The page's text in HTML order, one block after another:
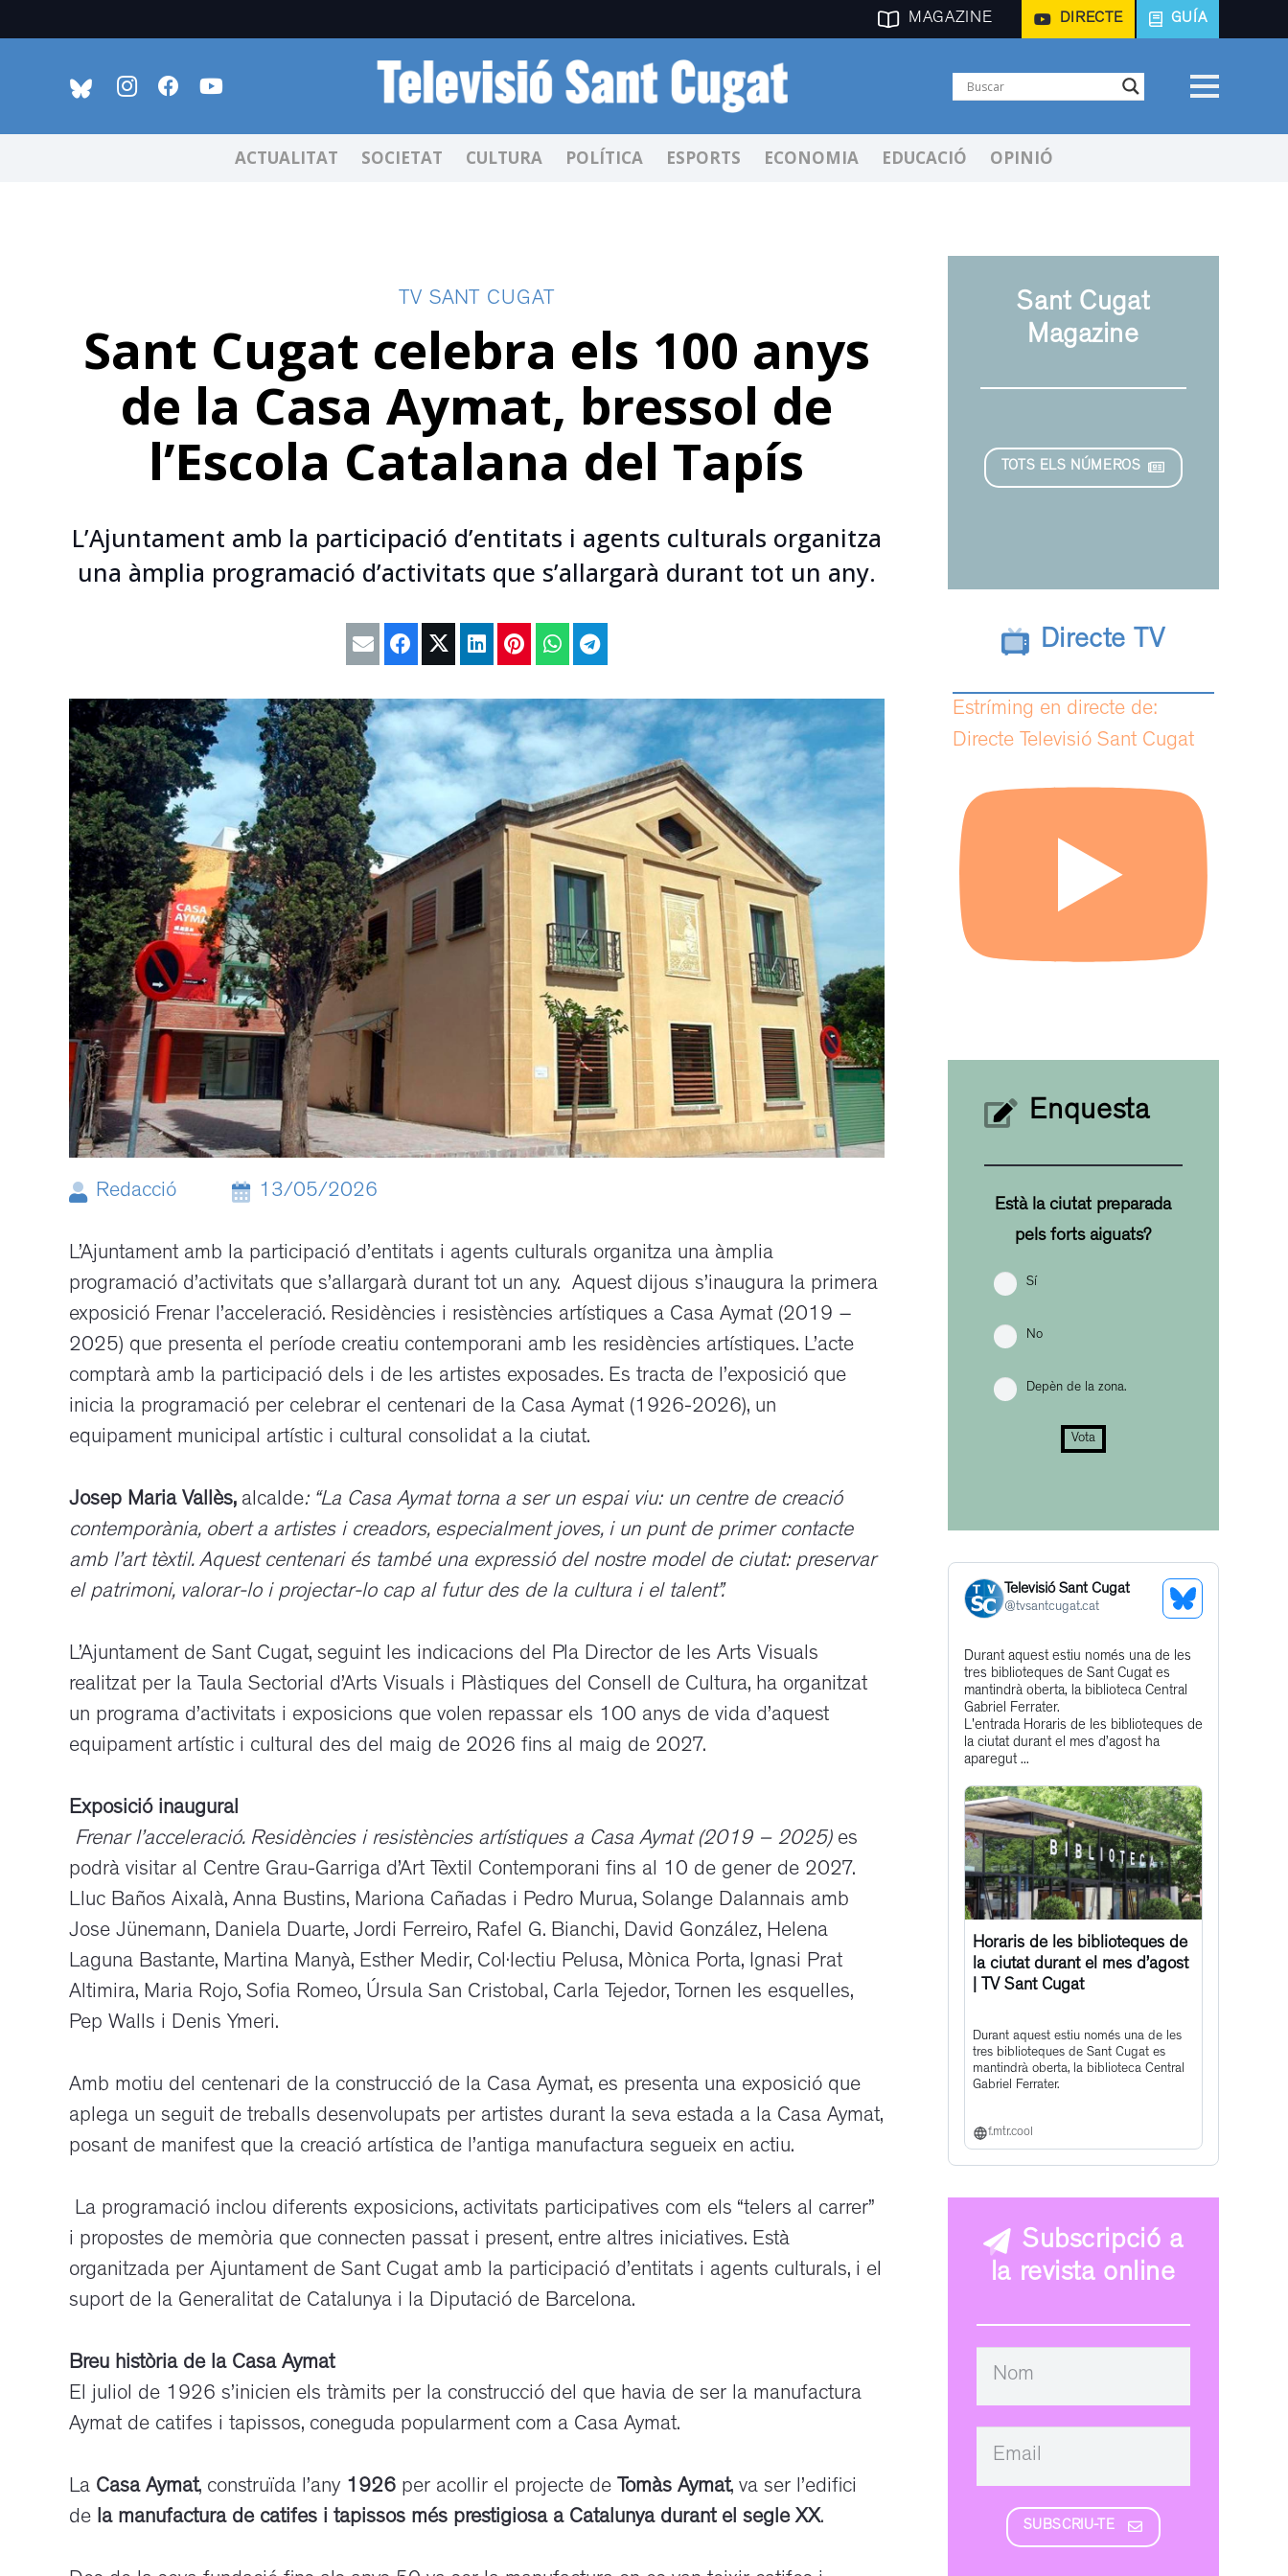
MAGAZINE DIRECTE GUÍA
ACTUALITAT SOCIETAT CULTURA POLÍTICA ESPORTS ECONOMIA EDUCACIÓ OPINIÓ
TV SANT CUGAT
Sant Cugat celebra els 100 anys
de la Casa Aymat, bressol de
l’Escola Catalana del Tapís
L’Ajuntament amb la participació d’entitats i agents culturals organitza
una àmplia programació d’activitats que s’allargarà durant tot un any.
Redacció 13/05/2026
L’Ajuntament amb la participació d’entitats i agents culturals organitza una àmplia
programació d’activitats que s’allargarà durant tot un any. Aquest dijous s’inaugura la primera
exposició Frenar l’acceleració. Residències i resistències artístiques a Casa Aymat (2019 –
2025) que presenta el període creatiu contemporani amb les residències artístiques. L’acte
comptarà amb la participació dels i de les artistes exposades. Es tracta de l’exposició que
inicia la programació per celebrar el centenari de la Casa Aymat (1926-2026), un
equipament municipal artístic i cultural consolidat a la ciutat.
Josep Maria Vallès, alcalde: “La Casa Aymat torna a ser un espai viu: un centre de creació
contemporània, obert a artistes i creadors, especialment joves, i un punt de primer contacte
amb l’art tèxtil. Aquest centenari és també una expressió del nostre model de ciutat: preservar
el patrimoni, valorar-lo i projectar-lo cap al futur des de la cultura i el talent”.
L’Ajuntament de Sant Cugat, seguint les indicacions del Pla Director de les Arts Visuals
realitzat per la Taula Sectorial d’Arts Visuals i Plàstiques del Consell de Cultura, ha organitzat
un programa d’activitats i exposicions que volen repassar els 100 anys de vida d’aquest
equipament artístic i cultural des del maig de 2026 fins al maig de 2027.
Exposició inaugural
Frenar l’acceleració. Residències i resistències artístiques a Casa Aymat (2019 – 2025)es
podrà visitar al Centre Grau-Garriga d’Art Tèxtil Contemporani fins al 10 de gener de 2027.
Lluc Baños Aixalà, Anna Bustins, Mariona Cañadas i Pedro Murua, Solange Dalannais amb
Jose Jünemann, Daniela Duarte, Jordi Ferreiro, Rafel G. Bianchi, David González, Helena
Laguna Bastante, Martina Manyà, Esther Medir, Col·lectiu Pelusa, Mònica Porta, Ignasi Prat
Altimira, Maria Rojo, Sofia Romeo, Úrsula San Cristobal, Carla Tejedor, Tornen les esquelles,
Pep Walls i Denis Ymeri.
Amb motiu del centenari de la construcció de la Casa Aymat, es presenta una exposició que
aplega un seguit de treballs desenvolupats per artistes durant la seva estada a la Casa Aymat,
posant de manifest que la creació artística de l’antiga manufactura segueix en actiu.
La programació inclou diferents exposicions, activitats participatives com els “telers al carrer”
i propostes de memòria que connecten passat i present, entre altres iniciatives. Està
organitzada per Ajuntament de Sant Cugat amb la participació d’entitats i agents culturals, i el
suport de la Generalitat de Catalunya i la Diputació de Barcelona.
Breu història de la Casa Aymat
El juliol de 1926 s’inicien els tràmits per la construcció del que havia de ser la manufactura
Aymat de catifes i tapissos, coneguda popularment com a Casa Aymat.
La Casa Aymat, construïda l’any 1926 per acollir el projecte de Tomàs Aymat, va ser l’edifici
de la manufactura de catifes i tapissos més prestigiosa a Catalunya durant el segle XX.
Sant Cugat
Magazine
TOTS ELS NÚMEROS
Directe TV
Estríming en directe de:
Directe Televisió Sant Cugat
Enquesta
Està la ciutat preparada
pels forts aiguats?
Sí
No
Depèn de la zona.
Vota
Televisió Sant Cugat
@tvsantcugat.cat
See
Profile
Get
to
this
post
Durant aquest estiu només una de les
tres biblioteques de Sant Cugat es
mantindrà oberta, la biblioteca Central
Gabriel Ferrater.
L'entrada Horaris de les biblioteques de
la ciutat durant el mes d’agost ha
aparegut ...
Horaris de les biblioteques de
la ciutat durant el mes d’agost
| TV Sant Cugat
Durant aquest estiu només una de les
tres biblioteques de Sant Cugat es
mantindrà oberta, la biblioteca Central
Gabriel Ferrater.
f.mtr.cool
Subscripció a
la revista online
SUBSCRIU-TE